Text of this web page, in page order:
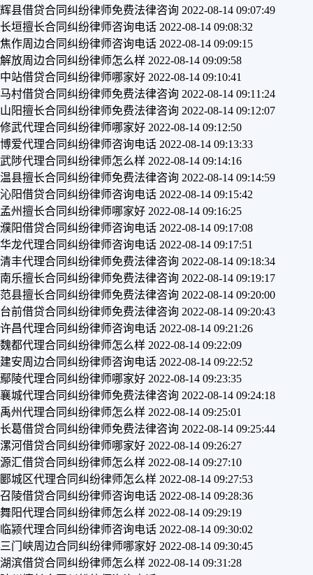
辉县借贷合同纠纷律师免费法律咨询 2022-08-14 09:07:49
长垣擅长合同纠纷律师咨询电话 2022-08-14 09:08:32
焦作周边合同纠纷律师咨询电话 2022-08-14 09:09:15
解放周边合同纠纷律师怎么样 2022-08-14 09:09:58
中站借贷合同纠纷律师哪家好 2022-08-14 09:10:41
马村借贷合同纠纷律师免费法律咨询 2022-08-14 09:11:24
山阳擅长合同纠纷律师免费法律咨询 2022-08-14 09:12:07
修武代理合同纠纷律师哪家好 2022-08-14 09:12:50
博爱代理合同纠纷律师咨询电话 2022-08-14 09:13:33
武陟代理合同纠纷律师怎么样 2022-08-14 09:14:16
温县擅长合同纠纷律师免费法律咨询 2022-08-14 09:14:59
沁阳借贷合同纠纷律师咨询电话 2022-08-14 09:15:42
孟州擅长合同纠纷律师哪家好 2022-08-14 09:16:25
濮阳借贷合同纠纷律师咨询电话 2022-08-14 09:17:08
华龙代理合同纠纷律师咨询电话 2022-08-14 09:17:51
清丰代理合同纠纷律师免费法律咨询 2022-08-14 09:18:34
南乐擅长合同纠纷律师免费法律咨询 2022-08-14 09:19:17
范县擅长合同纠纷律师免费法律咨询 2022-08-14 09:20:00
台前借贷合同纠纷律师免费法律咨询 2022-08-14 09:20:43
许昌代理合同纠纷律师咨询电话 2022-08-14 09:21:26
魏都代理合同纠纷律师怎么样 2022-08-14 09:22:09
建安周边合同纠纷律师咨询电话 2022-08-14 09:22:52
鄢陵代理合同纠纷律师哪家好 2022-08-14 09:23:35
襄城代理合同纠纷律师免费法律咨询 2022-08-14 09:24:18
禹州代理合同纠纷律师怎么样 2022-08-14 09:25:01
长葛借贷合同纠纷律师免费法律咨询 2022-08-14 09:25:44
漯河借贷合同纠纷律师哪家好 2022-08-14 09:26:27
源汇借贷合同纠纷律师怎么样 2022-08-14 09:27:10
郾城区代理合同纠纷律师怎么样 2022-08-14 09:27:53
召陵借贷合同纠纷律师咨询电话 2022-08-14 09:28:36
舞阳代理合同纠纷律师怎么样 2022-08-14 09:29:19
临颍代理合同纠纷律师咨询电话 2022-08-14 09:30:02
三门峡周边合同纠纷律师哪家好 2022-08-14 09:30:45
湖滨借贷合同纠纷律师怎么样 2022-08-14 09:31:28